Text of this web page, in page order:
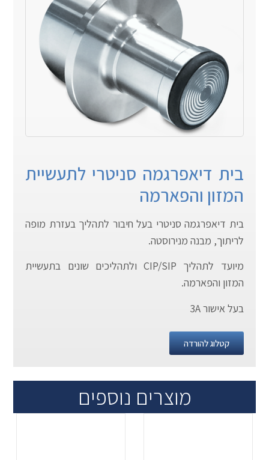
בית דיאפרגמה סניטרי לתעשיית
המזון והפארמה
בית דיאפרגמה סניטרי בעל חיבור לתהליך בעזרת מופה
לריתוך, מבנה מנירוסטה.
מיועד לתהליך CIP/SIP ולתהליכים שונים בתעשיית
המזון והפארמה.
בעל אישור 3A
קטלוג להורדה
מוצרים נוספים